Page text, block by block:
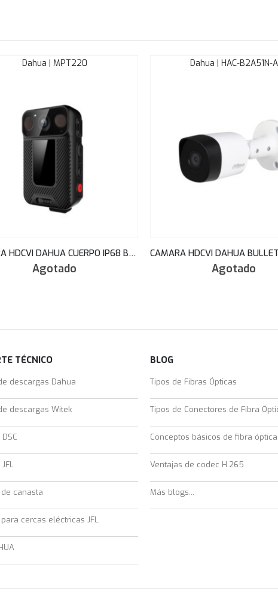
Dahua | MPT220
CAMARA HDCVI DAHUA CUERPO IP68 BODY CAM 2G-3G-4G WIFI BLUETOOH 16G INTERNO AMP MPT220
Agotado
Dahua | HAC-B2A51N-A
Agotado
TÉCNICO
descargas Dahua
descargas Witek
canasta
cercas eléctricas JFL
BLOG
Tipos de Fibras Ópticas
Tipos de Conectores de Fibra
Conceptos básicos de fibra óptica
Ventajas de codec H.265
Más blogs...